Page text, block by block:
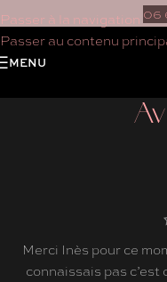
Passer à la navigation
Passer au contenu
06
MENU
merveilleux de
faite !!! Une pure